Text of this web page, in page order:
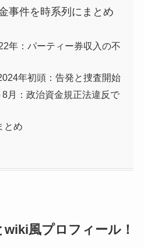
事件を時系列にまとめ
年：パーティー券収入の不
年初頭：告発と捜査開始
月：政治資金規正法違反で
とめ
風プロフィール！